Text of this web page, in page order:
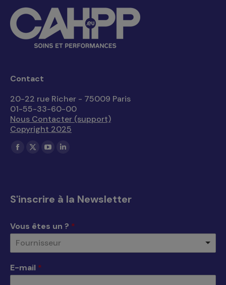
Contact
20-22 rue Richer - 75009 Paris
01-55-33-60-00
Nous Contacter (support)
Copyright 2025
Trouvez nous sur :
La
dans
nouvelle
fenêtre
La
dans
nouvelle
fenêtre
La
dans
nouvelle
fenêtre
La
dans
nouvelle
S'inscrire à la Newsletter
Vous êtes un ? *
Fournisseur
E-mail *